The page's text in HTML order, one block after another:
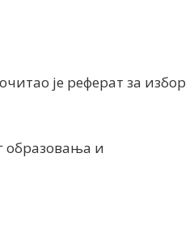
је реферат за избор
образовања и